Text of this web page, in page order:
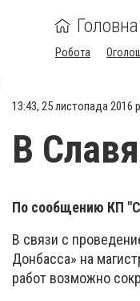
Головна
Робота
13:43, 25 листопада 2016
В
По сообщению КП
В связи с
Донбасса» на
работ возможно